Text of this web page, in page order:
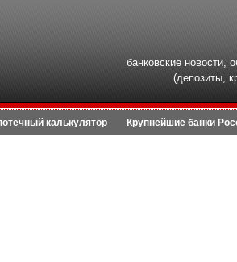
банковские новости,
(депозиты,
калькулятор Крупнейшие банки